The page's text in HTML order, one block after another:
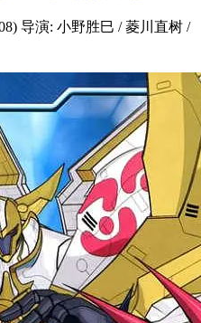
导演: 小野胜巳 / 菱川直树 /